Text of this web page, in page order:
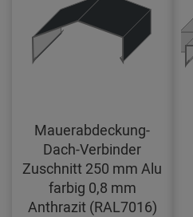
Mauerabdeckung-
Dach-Verbinder
Zuschnitt 250 mm Alu
farbig 0,8 mm
Anthrazit (RAL7016)